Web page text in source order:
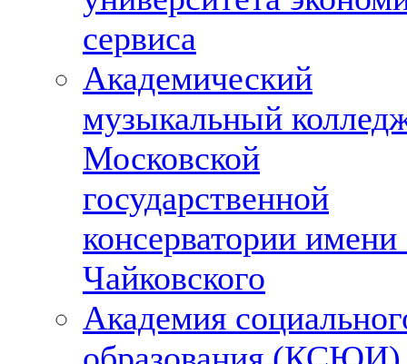
сервиса
Академический
музыкальный
Московской
государственной
консерватории
Чайковского
Академия